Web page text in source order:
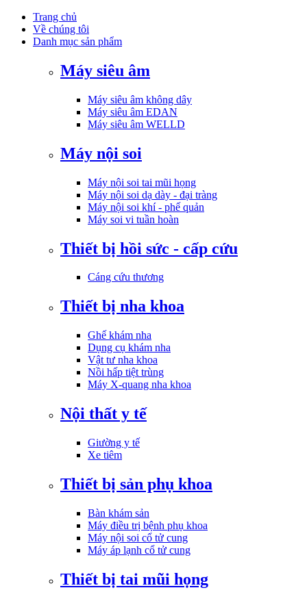
Trang chủ
Về chúng tôi
Danh mục sản phẩm
Máy siêu âm
Máy siêu âm không dây
Máy siêu âm EDAN
Máy siêu âm WELLD
Máy nội soi
Máy nội soi tai mũi họng
Máy nội soi dạ dày - đại tràng
Máy nội soi khí - phế quản
Máy soi vi tuần hoàn
Thiết bị hồi sức - cấp cứu
Cáng cứu thương
Thiết bị nha khoa
Ghế khám nha
Dụng cụ khám nha
Vật tư nha khoa
Nồi hấp tiệt trùng
Máy X-quang nha khoa
Nội thất y tế
Giường y tế
Xe tiêm
Thiết bị sản phụ khoa
Bàn khám sản
Máy điều trị bệnh phụ khoa
Máy nội soi cổ tử cung
Máy áp lạnh cổ tử cung
Thiết bị tai mũi họng